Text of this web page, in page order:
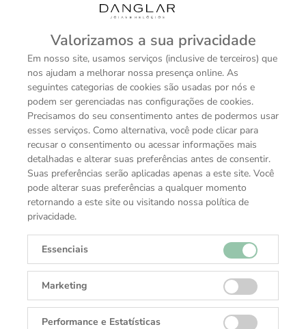
Valorizamos a sua privacidade
Em nosso site, usamos serviços (inclusive de terceiros) que
nos ajudam a melhorar nossa presença online. As
seguintes categorias de cookies são usadas por nós e
podem ser gerenciadas nas configurações de cookies.
Precisamos do seu consentimento antes de podermos usar
esses serviços. Como alternativa, você pode clicar para
recusar o consentimento ou acessar informações mais
detalhadas e alterar suas preferências antes de consentir.
Suas preferências serão aplicadas apenas a este site. Você
pode alterar suas preferências a qualquer momento
retornando a este site ou visitando nossa política de
privacidade.
Essenciais
Marketing
Performance e Estatísticas
Rolex
GMT-Master II
Oyster, 40 mm, aço
Oystersteel e ouro
Everose
R$ 164.600,00
Rolex
GMT-Master II
Oyster, 40 mm, aço
Oystersteel
R$ 101.500,00